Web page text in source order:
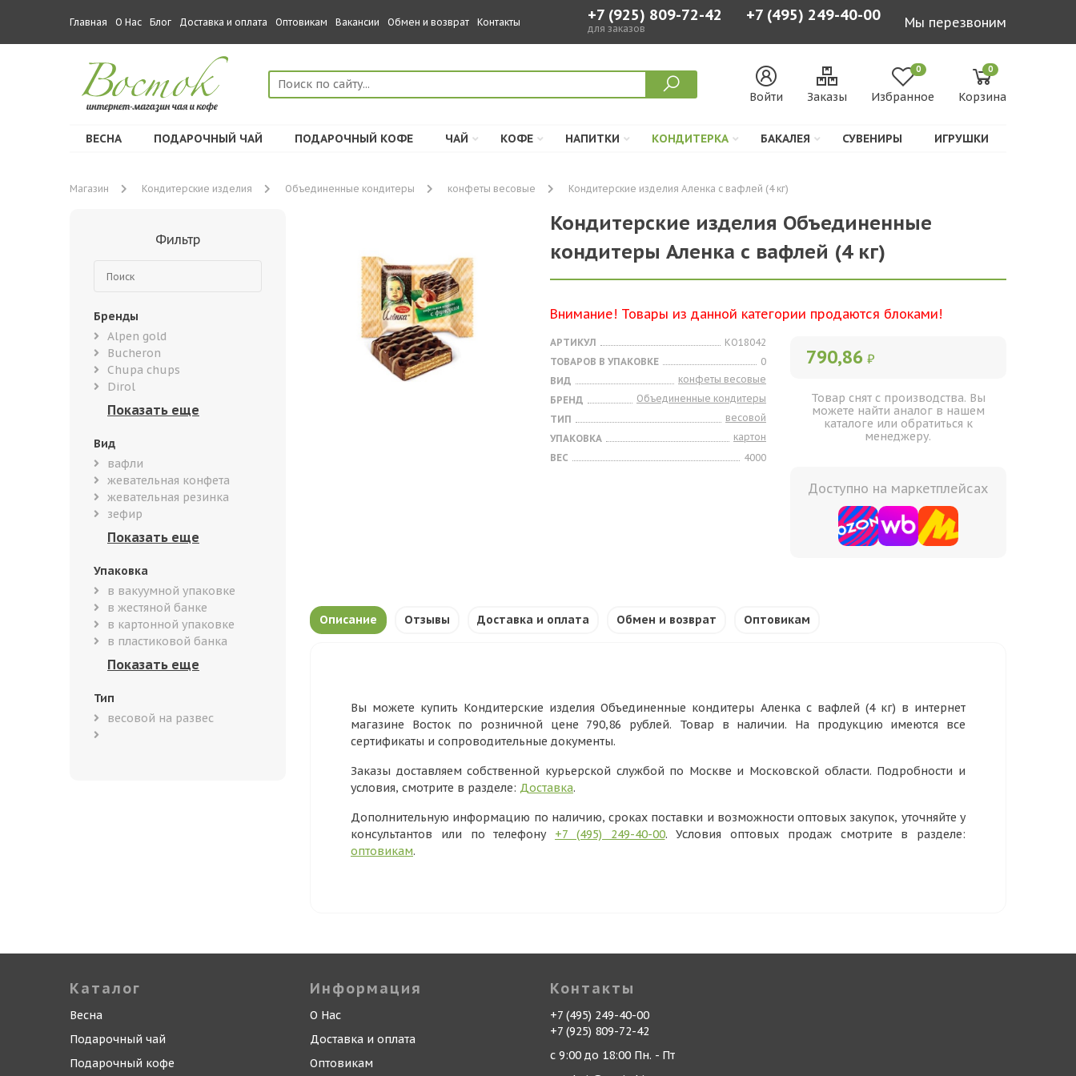
Главная О Нас Блог Доставка и оплата Оптовикам Вакансии Обмен и возврат Контакты +7 (925) 809-72-42
для заказов
+7 (495) 249-40-00 Мы перезвоним
Войти Заказы
0
Избранное
0
Корзина
ВЕСНА ПОДАРОЧНЫЙ ЧАЙ ПОДАРОЧНЫЙ КОФЕ ЧАЙ КОФЕ НАПИТКИ КОНДИТЕРКА БАКАЛЕЯ СУВЕНИРЫ ИГРУШКИ
Магазин Кондитерские изделия Объединенные кондитеры конфеты весовые Кондитерские изделия Аленка с вафлей (4 кг)
Фильтр
Бренды
Alpen gold
Bucheron
Chupa chups
Dirol
Вид
вафли
жевательная конфета
жевательная резинка
зефир
Упаковка
в вакуумной упаковке
в жестяной банке
в картонной упаковке
в пластиковой банка
Тип
весовой на развес
Кондитерские изделия Объединенные
кондитеры Аленка с вафлей (4 кг)
Внимание! Товары из данной категории продаются блоками!
АРТИКУЛ
КО18042
ТОВАРОВ В УПАКОВКЕ
0
ВИД
конфеты весовые
БРЕНД
Объединенные кондитеры
ТИП
весовой
УПАКОВКА
картон
ВЕС
4000
790,86 ₽
Товар снят с производства. Вы
можете найти аналог в нашем
каталоге или обратиться к
менеджеру.
Доступно на маркетплейсах
Описание Отзывы Доставка и оплата Обмен и возврат Оптовикам
Вы можете купить Кондитерские изделия Объединенные кондитеры Аленка с вафлей (4 кг) в интернет
магазине Восток по розничной цене 790,86 рублей. Товар в наличии. На продукцию имеются все
сертификаты и сопроводительные документы.
Заказы доставляем собственной курьерской службой по Москве и Московской области. Подробности и
условия, смотрите в разделе: Доставка.
Дополнительную информацию по наличию, сроках поставки и возможности оптовых закупок, уточняйте у
консультантов или по телефону +7 (495) 249-40-00. Условия оптовых продаж смотрите в разделе:
оптовикам.
Каталог
Весна
Подарочный чай
Подарочный кофе
Информация
О Нас
Доставка и оплата
Оптовикам
Контакты
+7 (495) 249-40-00
+7 (925) 809-72-42
с 9:00 до 18:00 Пн. - Пт